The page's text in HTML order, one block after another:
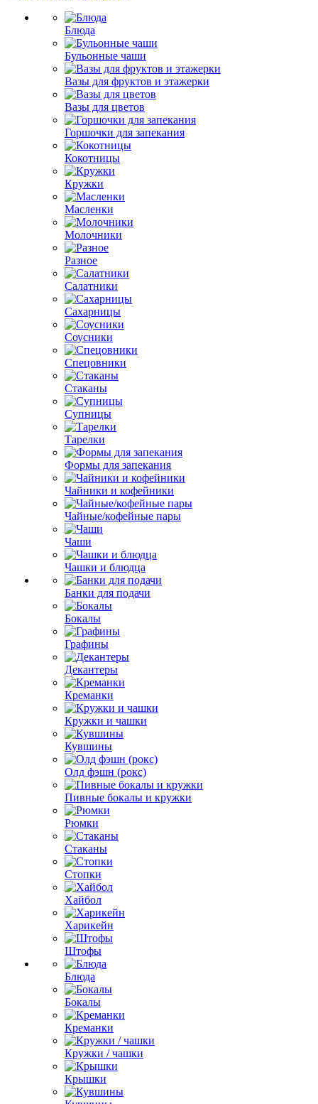
Блюда
Бульонные чаши
Вазы для фруктов и этажерки
Вазы для цветов
Горшочки для запекания
Кокотницы
Кружки
Масленки
Молочники
Разное
Салатники
Сахарницы
Соусники
Спецовники
Стаканы
Супницы
Тарелки
Формы для запекания
Чайники и кофейники
Чайные/кофейные пары
Чаши
Чашки и блюдца
Банки для подачи
Бокалы
Графины
Декантеры
Креманки
Кружки и чашки
Кувшины
Олд фэшн (рокс)
Пивные бокалы и кружки
Рюмки
Стаканы
Стопки
Хайбол
Харикейн
Штофы
Блюда
Бокалы
Креманки
Кружки / чашки
Крышки